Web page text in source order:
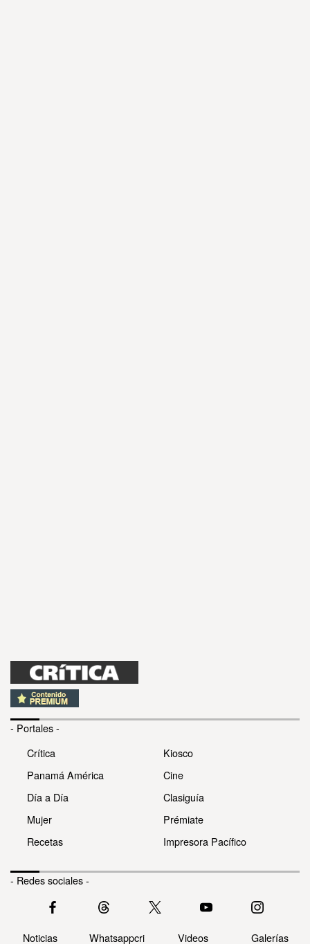
- Portales -
Crítica
Panamá América
Día a Día
Mujer
Recetas
Kiosco
Cine
Clasiguía
Prémiate
Impresora Pacífico
- Redes sociales -
Noticias Whatsappcri Videos Galerías